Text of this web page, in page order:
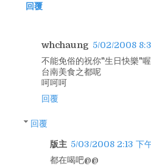
回覆
whchaung 5/02/2008
不能免俗的祝你"生日快樂"喔
台南美食之都呢
呵呵呵
回覆
回覆
版主 5/03/2008 2:13 下
都在喝吧@@